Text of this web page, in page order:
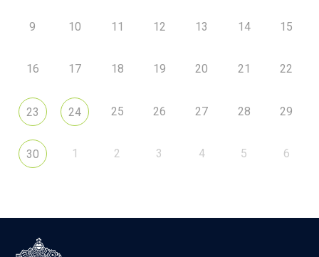
9 10 11 12 13 14 15
16 17 18 19 20 21 22
23 24 25 26 27 28 29
30 1 2 3 4 5 6